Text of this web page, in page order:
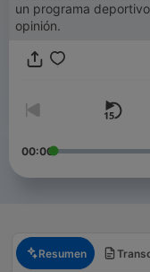
un programa
opinión.
00:00
Resumen